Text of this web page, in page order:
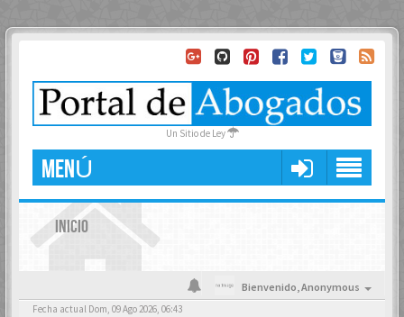
Un Sitio de Ley
MENÚ
INICIO
Bienvenido,Anonymous
Fecha actual Dom, 09 Ago 2026, 06:43